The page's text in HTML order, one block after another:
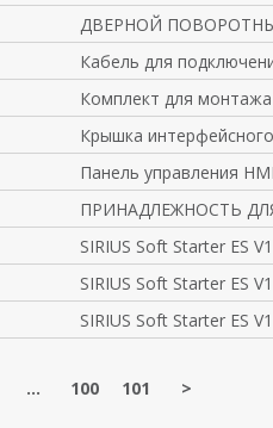
ДВЕРНОЙ
Кабель для
Комплект для
Крышка
Панель управления
ПРИНАДЛЕЖНОСТЬ ДЛЯ
SIRIUS Soft Starter ES
SIRIUS Soft Starter ES
SIRIUS Soft Starter ES
... 100 101 >